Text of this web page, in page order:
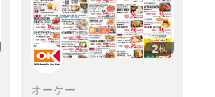
2枚
オーケー